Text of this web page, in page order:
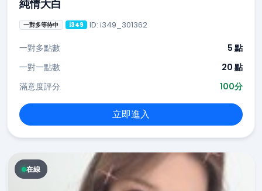
純情大白
一對多等待中 i349 ID: i349_301362
一對多點數
5 點
一對一點數
20 點
滿意度評分
100分
立即進入
在線